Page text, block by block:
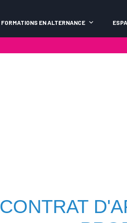
FORMATIONS EN ALTERNANCE
CONTRAT